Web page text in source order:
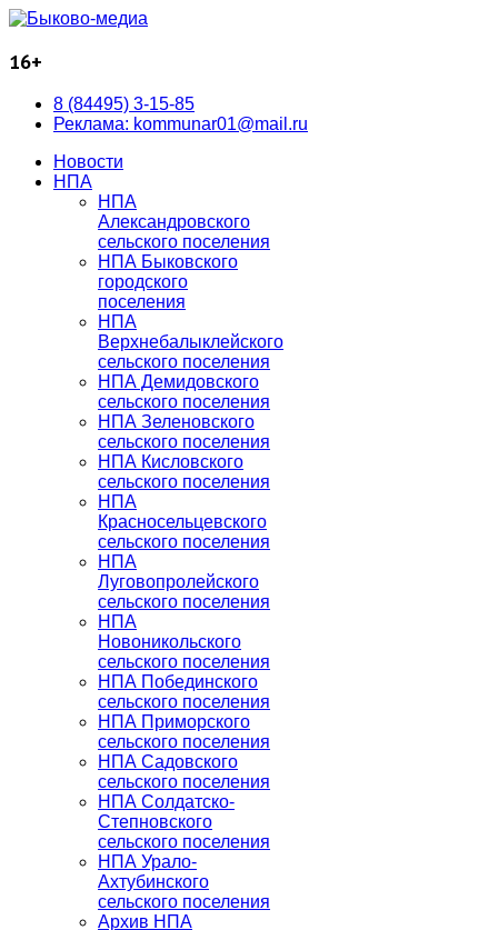
16+
8 (84495) 3-15-85
Реклама: kommunar01@mail.ru
Новости
НПА
НПА
Александровского
сельского поселения
НПА Быковского
городского
поселения
НПА
Верхнебалыклейского
сельского поселения
НПА Демидовского
сельского поселения
НПА Зеленовского
сельского поселения
НПА Кисловского
сельского поселения
НПА
Красносельцевского
сельского поселения
НПА
Луговопролейского
сельского поселения
НПА
Новоникольского
сельского поселения
НПА Побединского
сельского поселения
НПА Приморского
сельского поселения
НПА Садовского
сельского поселения
НПА Солдатско-
Степновского
сельского поселения
НПА Урало-
Ахтубинского
сельского поселения
Архив НПА